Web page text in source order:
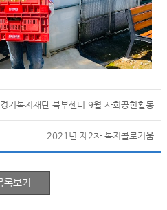
경기복지재단 북부센터 9월 사회공헌활동
2021년 제2차 복지콜로키움